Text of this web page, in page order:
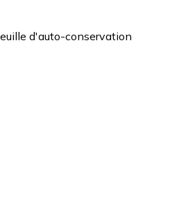
d'auto-conservation